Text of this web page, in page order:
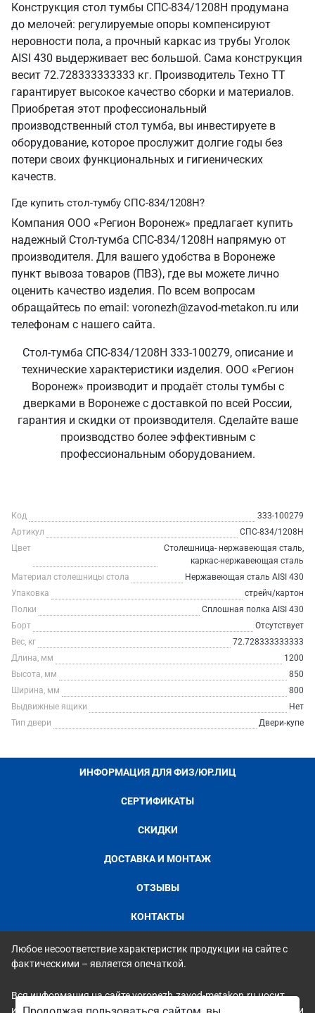
Конструкция стол тумбы СПС-834/1208Н продумана
до мелочей: регулируемые опоры компенсируют
неровности пола, а прочный каркас из трубы Уголок
AISI 430 выдерживает вес большой. Сама конструкция
весит 72.728333333333 кг. Производитель Техно ТТ
гарантирует высокое качество сборки и материалов.
Приобретая этот профессиональный
производственный стол тумба, вы инвестируете в
оборудование, которое прослужит долгие годы без
потери своих функциональных и гигиенических
качеств.
Где купить стол-тумбу СПС-834/1208Н?
Компания ООО «Регион Воронеж» предлагает купить
надежный Стол-тумба СПС-834/1208Н напрямую от
производителя. Для вашего удобства в Воронеже
пункт вывоза товаров (ПВЗ), где вы можете лично
оценить качество изделия. По всем вопросам
обращайтесь по email: voronezh@zavod-metakon.ru или
телефонам с нашего сайта.
Стол-тумба СПС-834/1208Н 333-100279, описание и
технические характеристики изделия. ООО «Регион
Воронеж» производит и продаёт столы тумбы с
дверками в Воронеже с доставкой по всей России,
гарантия и скидки от производителя. Сделайте ваше
производство более эффективным с
профессиональным оборудованием.
Код
333-100279
Артикул
СПС-834/1208Н
Цвет
Столешница- нержавеющая сталь,
каркас-нержавеющая сталь
Материал столешницы стола
Нержавеющая сталь AISI 430
Упаковка
стрейч/картон
Полки
Сплошная полка AISI 430
Борт
Отсутствует
Вес, кг
72.728333333333
Длина, мм
1200
Высота, мм
850
Ширина, мм
800
Выдвижные ящики
Нет
Тип двери
Двери-купе
ИНФОРМАЦИЯ ДЛЯ ФИЗ/ЮР.ЛИЦ
СЕРТИФИКАТЫ
СКИДКИ
ДОСТАВКА И МОНТАЖ
ОТЗЫВЫ
КОНТАКТЫ
Любое несоответствие характеристик продукции на сайте с
фактическими – является опечаткой.
Вся информация на сайте voronezh.zavod-metakon.ru носит
исключительно ознакомительный и справочный характер и ни